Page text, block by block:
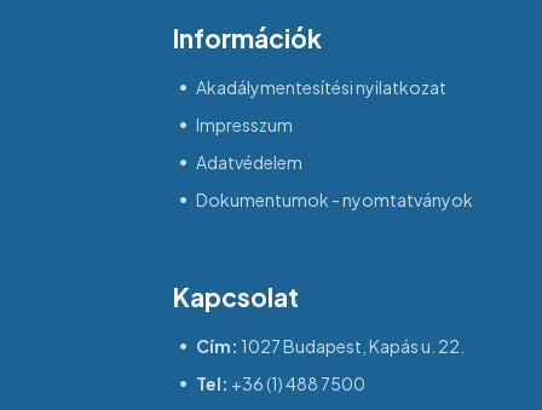
Információk
Akadálymentesítési nyilatkozat
Impresszum
Adatvédelem
Dokumentumok - nyomtatványok
Kapcsolat
Cím: 1027 Budapest, Kapás u. 22.
Tel: +36 (1) 488 7500